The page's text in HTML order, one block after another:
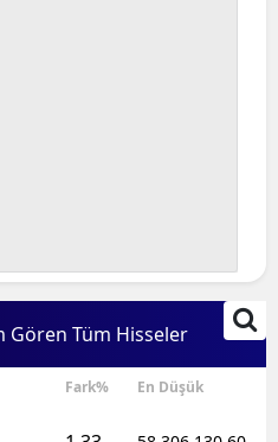
Gören Tüm Hisseler
Fark% En Düşük